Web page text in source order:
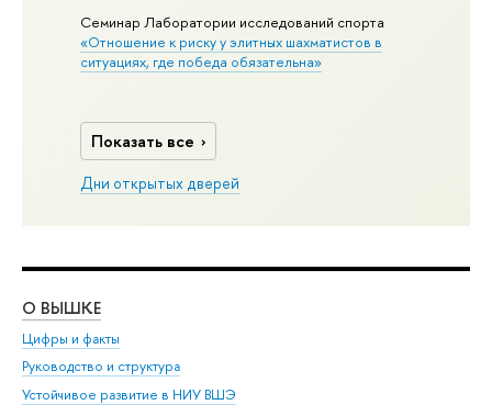
Семинар Лаборатории исследований спорта
«Отношение к риску у элитных шахматистов в
ситуациях, где победа обязательна»
Показать все
Дни открытых дверей
О ВЫШКЕ
Цифры и факты
Руководство и структура
Устойчивое развитие в НИУ ВШЭ